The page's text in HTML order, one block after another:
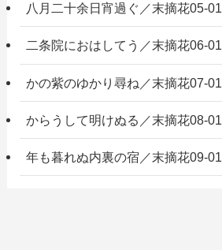
八月二十余日宵過ぐ／末摘花05-01
二条院におはしてう／末摘花06-01
かの紫のゆかり尋ね／末摘花07-01
からうして明けぬる／末摘花08-01
年も暮れぬ内裏の宿／末摘花09-01